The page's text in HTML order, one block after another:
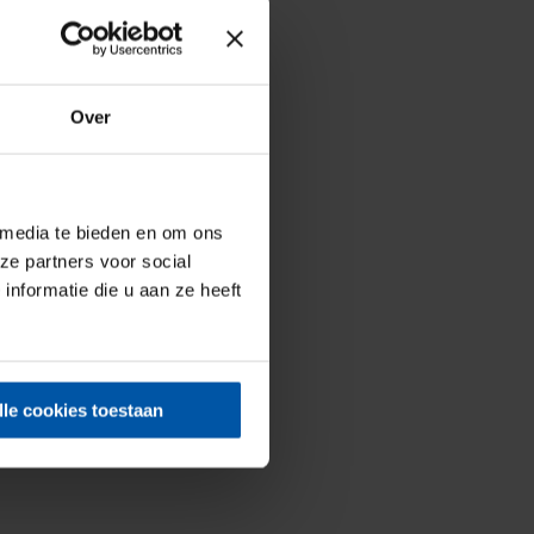
Over
te bieden en om ons
partners voor social
die u aan ze heeft
cookies toestaan